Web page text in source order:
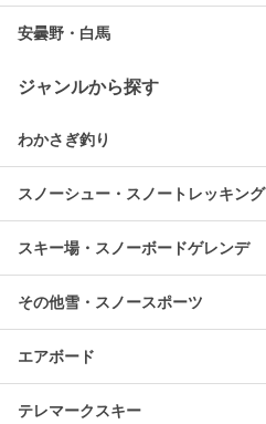
安曇野・白馬
ジャンルから探す
わかさぎ釣り
スノーシュー・スノートレッキング
スキー場・スノーボードゲレンデ
その他雪・スノースポーツ
エアボード
テレマークスキー